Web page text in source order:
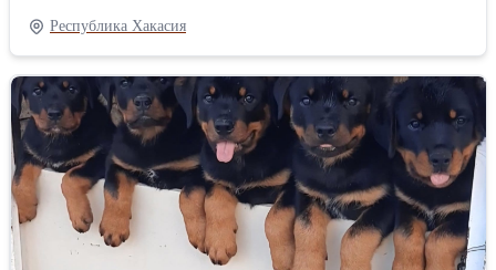
Мерфи, Милли и Монти От родителей, прошедших проверку
здоровья! Мама: Многократная чемпионка Электра Лав Мейкер
(Фокс Хавана Харт x Амбер Лав Мейкер) Отец: Чемпион Пинто
Тобианино Вон Ана Таси (Международный чемпион Оро де
Хабана Венити x Многократный чемпион Клайд Блэк-Сноу
Флейк) Красивые, типичные представители породы,
очаровательные, очень умные и преданные, нежные,
общительные, благородные гаванцы ищут свой теплый дом
навсегда. Если вы чувствуете, что это вы, свяжитесь с нами
личным сообщением. Собаки продаются с необходимыми
документами. Для тех, кто заинтересован, свяжитесь по
телефону, Viber, WhatsApp +381642605060 Ана, email:
Республика Хакасия